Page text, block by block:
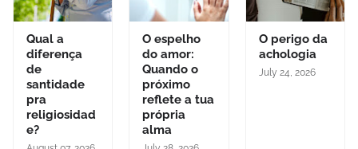
Qual a
diferença
de
santidade
pra
religiosidad
e?
O espelho
do amor:
Quando o
próximo
reflete a tua
própria
alma
O perigo da
achologia
July 24, 2026